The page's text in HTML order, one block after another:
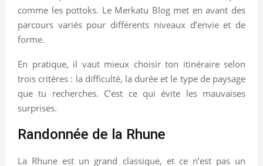
comme les pottoks. Le Merkatu Blog met en avant des
parcours variés pour différents niveaux d’envie et de
forme.
En pratique, il vaut mieux choisir ton itinéraire selon
trois critères : la difficulté, la durée et le type de paysage
que tu recherches. C’est ce qui évite les mauvaises
surprises.
Randonnée de la Rhune
La Rhune est un grand classique, et ce n’est pas un